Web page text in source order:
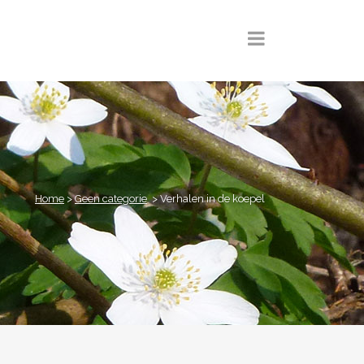
Home >Geen categorie >Verhalen in de koepel